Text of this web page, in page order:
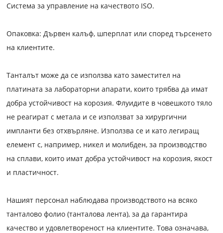
Система за управление на качеството ISO.
Опаковка: Дървен калъф, шперплат или според търсенето
на клиентите.
Танталът може да се използва като заместител на
платината за лабораторни апарати, които трябва да имат
добра устойчивост на корозия. Флуидите в човешкото тяло
не реагират с метала и се използват за хирургични
импланти без отхвърляне. Използва се и като легиращ
елемент с, например, никел и молибден, за производство
на сплави, които имат добра устойчивост на корозия, якост
и пластичност.
Нашият персонал наблюдава производството на всяко
танталово фолио (танталова лента), за да гарантира
качество и удовлетвореност на клиентите. Това означава,